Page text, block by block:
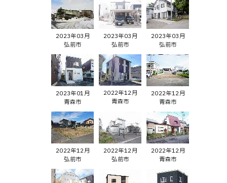
2023年03月
弘前市
2023年03月
弘前市
2023年03月
弘前市
2023年01月
青森市
2022年12月
青森市
2022年12月
青森市
2022年12月
弘前市
2022年12月
弘前市
2022年12月
青森市